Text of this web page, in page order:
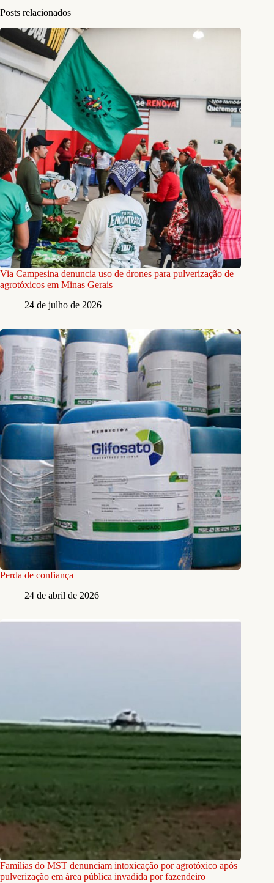
Posts relacionados
Via Campesina denuncia uso de drones para pulverização de
agrotóxicos em Minas Gerais
24 de julho de 2026
Perda de confiança
24 de abril de 2026
Famílias do MST denunciam intoxicação por agrotóxico após
pulverização em área pública invadida por fazendeiro